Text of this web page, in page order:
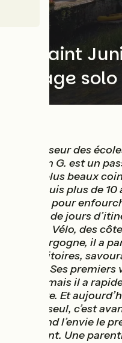
De Saint
voyage
Professeur des
Romain G. est un
les plus beaux
Depuis plus de
estivale pour
dizaine de jours
Loire à Vélo, des
la Bourgogne, il a
de territoires,
délice. Ses
amis, mais il a
solitaire. Et
rouler seul, c’est
quand l’envie le
l’instant. Une